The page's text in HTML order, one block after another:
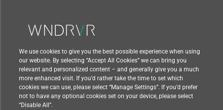
© 2021 Wind River Systems, Inc.
We use cookies to give you the best possible experience when using
our website. By selecting “Accept All Cookies” we can bring you
relevant and personalized content – and generally give you a much
more enhanced visit. If you’d rather take the time to set which
cookies we can use, please select “Manage Settings”. If you’d prefer
not to have any optional cookies set on your device, please select
“Disable All”.